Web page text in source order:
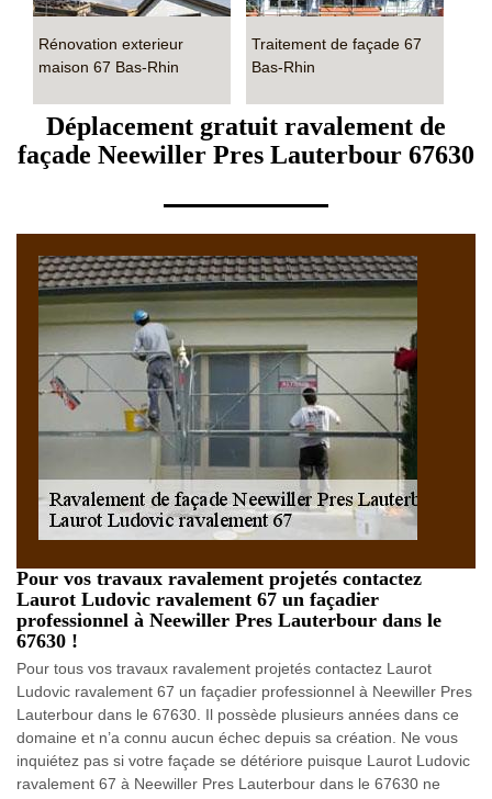
Rénovation exterieur
maison 67 Bas-Rhin
Traitement de façade 67
Bas-Rhin
Déplacement gratuit ravalement de
façade Neewiller Pres Lauterbour 67630
Pour vos travaux ravalement projetés contactez
Laurot Ludovic ravalement 67 un façadier
professionnel à Neewiller Pres Lauterbour dans le
67630 !
Pour tous vos travaux ravalement projetés contactez Laurot
Ludovic ravalement 67 un façadier professionnel à Neewiller Pres
Lauterbour dans le 67630. Il possède plusieurs années dans ce
domaine et n’a connu aucun échec depuis sa création. Ne vous
inquiétez pas si votre façade se détériore puisque Laurot Ludovic
ravalement 67 à Neewiller Pres Lauterbour dans le 67630 ne